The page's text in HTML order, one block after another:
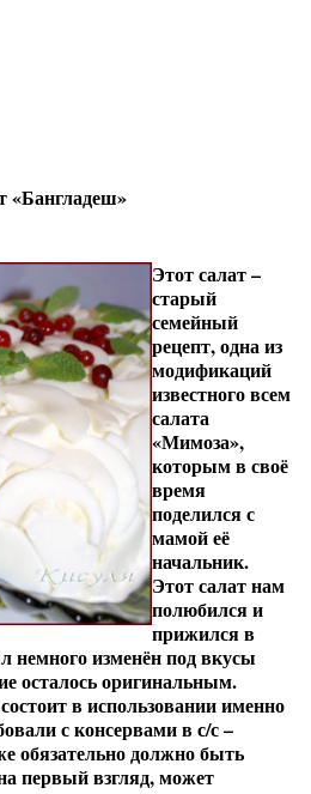
«Бангладеш»
Этот салат –
старый
семейный
рецепт, одна из
модификаций
известного всем
салата
«Мимоза»,
которым в своё
время
поделился с
мамой её
начальник.
Этот салат нам
полюбился и
прижился в
немного изменён под вкусы
осталось оригинальным.
в использовании именно
с консервами в с/с –
обязательно должно быть
первый взгляд, может